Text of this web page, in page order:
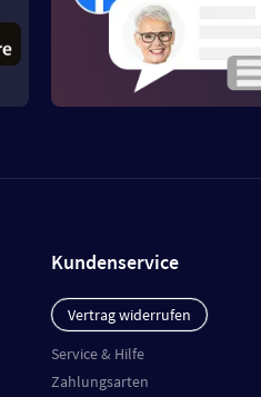
Kundenservice
Vertrag widerrufen
Service & Hilfe
Zahlungsarten